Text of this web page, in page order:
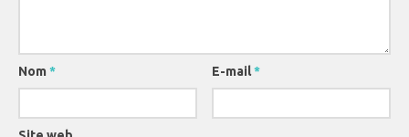
Nom * E-mail*